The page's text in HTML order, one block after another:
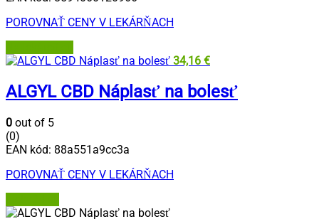
POROVNAŤ CENY V LEKÁRŇACH
34,16 €
ALGYL CBD Náplasť na bolesť
0 out of 5
(0)
EAN kód: 88a551a9cc3a
POROVNAŤ CENY V LEKÁRŇACH